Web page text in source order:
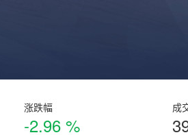
涨跌幅
-2.96 %
成